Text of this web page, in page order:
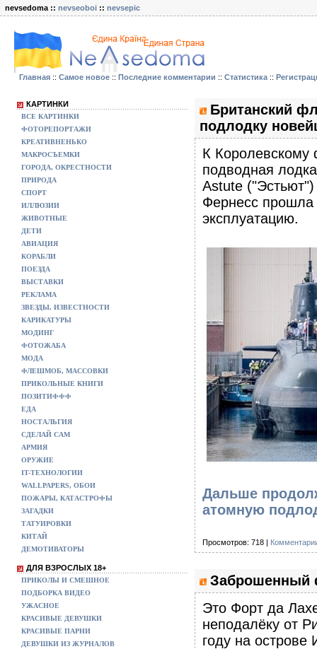
nevsedoma :: nevseoboi :: nevsepic
Главная :: Самое новое :: Последние комментарии :: Статистика ::
КАРТИНКИ
ВСЕ КАРТИНКИ
ФОТОРЕПОРТАЖИ
КРЕАТИВНЕНЬКО
МАКРОСЪЕМКИ
ГОРОДА, ОКРЕСТНОСТИ
ПРИРОДА
СПОРТ
ИЛЛЮЗИИ
ЖИВОТНЫЕ
ДЕТИ
АВИАЦИЯ
КОРАБЛИ
ПОЕЗДА
ВЫСТАВКИ
РЕКЛАМА
ЗВЕЗДЫ, ИЗВЕСТНОСТИ
КАРИКАТУРЫ
МОДИНГ
ФОТОЖАБА
МОДА
ФЛЕШМОБ, МАССОВКИ
ПРИКОЛЬНЫЕ КНИГИ
ПОЗИТИФФФ
ЕДА
НОСТАЛЬГИЯ
СДЕЛАЙ САМ
АРМИЯ
ОРУЖИЕ
IT-ТЕХНОЛОГИИ
WALLPAPERS, ОБОИ
ПОЖАРЫ, КАТАСТРОФЫ
ЗАГАДКИ
ТАТУИРОВКИ
КИТАЙ
ДЕМОТИВАТОРЫ
ДЛЯ ВЗРОСЛЫХ 18+
ПРИКОЛЫ И СМЕШНОЕ
ПОДБОРКА ВИДЕО
УЖАСНОЕ
КРАСИВЫЕ ДЕВУШКИ
КРАСИВЫЕ ПАРНИ
ДЕВУШКИ ИЗ ЖУРНАЛОВ
Британский
подлодку
К Королевскому
подводная
Astute
Фернесс прошла
эксплуатацию.
Дальше
атомную
Просмотров: 718 |
Заброшенный
Это Форт да
неподалёку от
году на